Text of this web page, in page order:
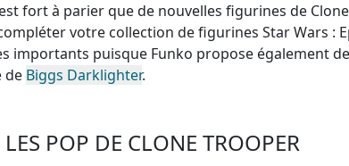
fort à parier que de nouvelles figurines de
votre collection de figurines Star Wars :
importants puisque Funko propose également
de Biggs Darklighter.
POP DE CLONE TROOPER